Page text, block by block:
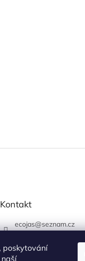
poskytování
Kontakt
ecojas@seznam.cz
730 444 400 (prodejna